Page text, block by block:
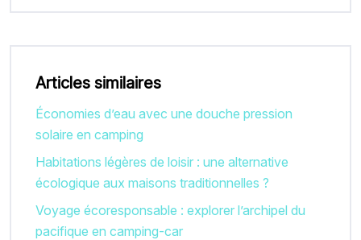
Articles similaires
Économies d’eau avec une douche pression
solaire en camping
Habitations légères de loisir : une alternative
écologique aux maisons traditionnelles ?
Voyage écoresponsable : explorer l’archipel du
pacifique en camping-car